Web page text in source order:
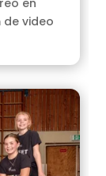
en
video